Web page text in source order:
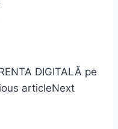
DIGITALĂ pe
articleNext